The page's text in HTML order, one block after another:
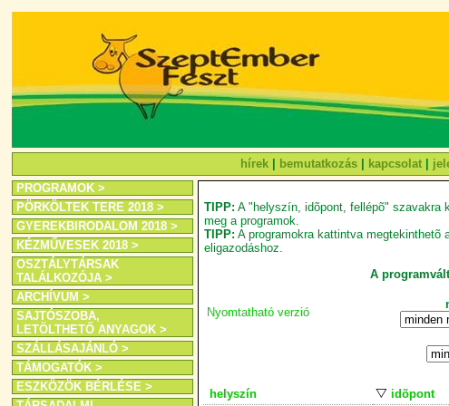
hírek bemutatkozás kapcsolat
PROGRAMOK >
PÖRKÖLTEK TERE 2018 >
GYEREKBIRODALOM 2018 >
KÉZMŰVESEK 2018 >
OSZTÁLYTÁRSAK
TALÁLKOZÓJA >
ARCHÍVUM >
SAJTÓSZOBA,
LETÖLTHETŐ ANYAGOK >
SZÁLLÁSAJÁNLÓ >
TÁMOGATÓK >
ESZKÖZÖK BÉRLÉSE >
TIPP: A "helyszín, idõpont, fellépõ" szavakra
meg a programok.
TIPP: A programokra kattintva megtekinthetõ
eligazodáshoz.
A
Nyomtatható verzió
helyszín idõpont